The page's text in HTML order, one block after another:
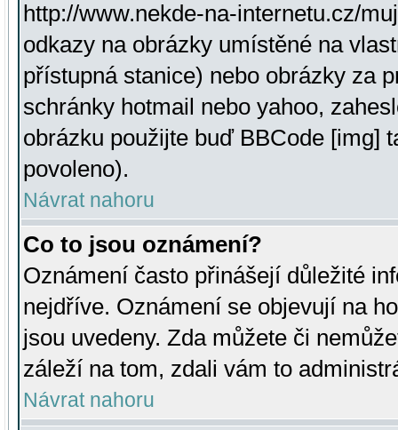
http://www.nekde-na-internetu.cz/
odkazy na obrázky umístěné na
přístupná stanice) nebo obrázky za
schránky hotmail nebo yahoo,
obrázku použijte buď BBCode [img]
povoleno).
Návrat nahoru
Co to jsou oznámení?
Oznámení často přinášejí důležité
nejdříve. Oznámení se objevují na
jsou uvedeny. Zda můžete či
záleží na tom, zdali vám to
Návrat nahoru